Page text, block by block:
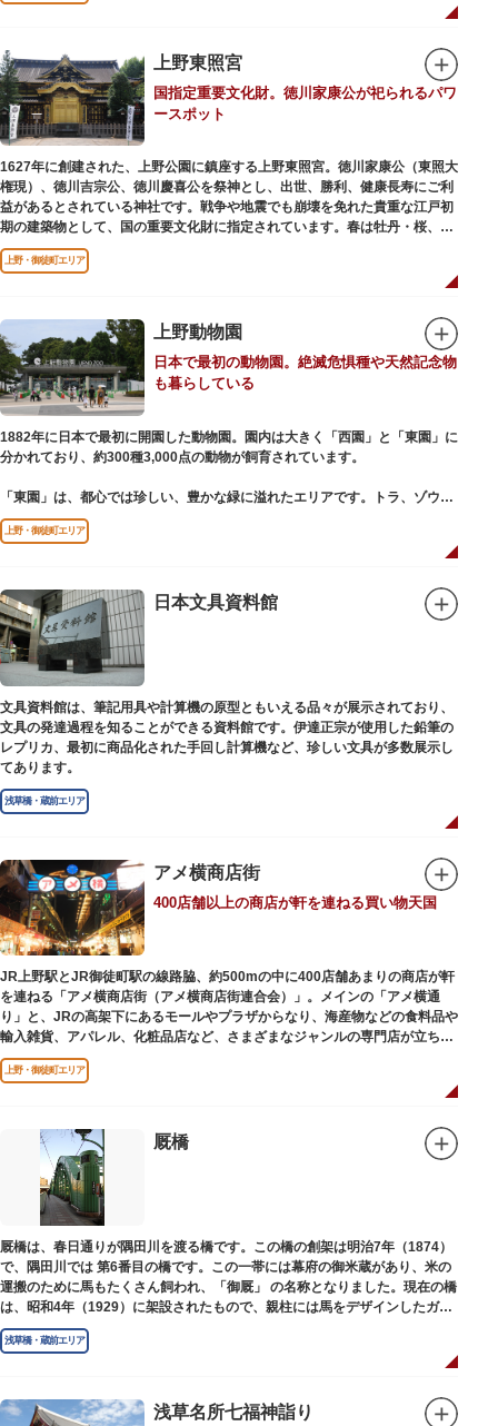
います。戦火を免れた輪王寺門跡御本坊表門、徳川将軍霊廟勅額門など重要
清水観音堂の舞台前に復元された「月の松」は、浮世絵師歌川広重の「名所
江戸百景」にも描かれていることで有名。丸い形の松から不忍池辯天堂を見
下ろす風流な景観は、絶好のフォトスポットとなっています。
東叡山（とうえいざん）という山号は、東の「比叡山延暦寺」を意味してお
り、比叡山や京都の有名寺院になぞらえて上野の山に数多くの堂舎が建立さ
れました。本尊は薬師瑠璃光如来（やくしるりこうにょらい）で、伝教大師
最澄が自ら彫ったと伝えられる秘仏です。徳川歴代将軍の祈祷寺と菩提寺を
兼ね、御霊廟には6名の将軍が埋葬されています。
上野東照宮
国指定重要文化財。徳川家康公が祀られるパワ
ースポット
1627年に創建された、上野公園に鎮座する上野東照宮。徳川家康公（東照大
権現）、徳川吉宗公、徳川慶喜公を祭神とし、出世、勝利、健康長寿にご利
益があるとされている神社です。戦争や地震でも崩壊を免れた貴重な江戸初
期の建築物として、国の重要文化財に指定されています。春は牡丹・桜、秋
は紅葉やダリア展、お正月は初詣や冬ぼたん鑑賞の地として、年間を通して
国内外からの参拝者で賑わうスポットです。
軍・徳川家光公が、日光東照宮までお参りに行けない江戸の人々のために建
てられたそう。社殿内部は文化財保護のため通常は非公開ですが、特別公開
が実施されることもあるので、拝観を申し込んでみてはいかがでしょうか。
授与所では、期間・数量限定のお守りや御朱印も授与されているので要チェ
ック。手塚治虫のユニコのお守りなど愛らしいものがありますよ。
上野・御徒町エリア
上野動物園
日本で最初の動物園。絶滅危惧種や天然記念物
も暮らしている
1882年に日本で最初に開園した動物園。園内は大きく「西園」と「東園」に
分かれており、約300種3,000点の動物が飼育されています。
「東園」は、都心では珍しい、豊かな緑に溢れたエリアです。トラ、ゾウな
どが住む森エリアや、ホッキョクグマやアザラシが住む海エリアでは、水浴
びなど迫力あるシーンが目撃できることもあります。国指定重要文化財の
一方「西園」は、蓮の名所としても知られる風光明媚な「不忍池」のほとり
に位置する区域。キリンやサイなどの人気動物をはじめ、アイアイや“動か
ない鳥”として話題のハシビロコウなどユニークな種も見られます。
子ども動物園「すてっぷ」では、小動物を間近で観察することを通じて、命
の大切さや生きものの魅力が学べる体験プログラムが実施されています。
歩き疲れたり、お腹が空いてきたら、園内にいくつかあるフードショップで
休憩しましょう。それぞれのお店で、動物たちをモチーフにした可愛いフー
ドやスイーツが食べられます。オリジナルグッズを取り扱うギフトショップ
も必見です。
上野・御徒町エリア
日本文具資料館
文具資料館は、筆記用具や計算機の原型ともいえる品々が展示されており、
文具の発達過程を知ることができる資料館です。伊達正宗が使用した鉛筆の
レプリカ、最初に商品化された手回し計算機など、珍しい文具が多数展示し
てあります。
浅草橋・蔵前エリア
アメ横商店街
400店舗以上の商店が軒を連ねる買い物天国
JR上野駅とJR御徒町駅の線路脇、約500mの中に400店舗あまりの商店が軒
を連ねる「アメ横商店街（アメ横商店街連合会）」。メインの「アメ横通
り」と、JRの高架下にあるモールやプラザからなり、海産物などの食料品や
輸入雑貨、アパレル、化粧品店など、さまざまなジャンルの専門店が立ち並
んでいます。活気ある呼び込みが飛び交うなかで、店員さんとの会話も楽し
みながら目玉商品や特価品を探せるのが魅力のひとつ。年末の叩き売りは風
アメ横のはじまりは、物資が底をついた第二次世界大戦後にできた闇市。多
くの闇市が的屋の仕切りであったのに対して、アメ横は満州からの復員兵が
共同体となり連合会を結成。出店を統制し、商店街が形成されました。
当時、JR上野駅のすぐ南に発生した闇市は、飴を販売する屋台があったこと
から「アメヤ横丁（飴屋通り）」と呼ばれるように。反対側のJR御徒町付近
には、アメリカ進駐軍の放出物資を販売する店ができたので「アメリカ横丁
（アメリカ通り）」と呼ばれるようになりました。この2つのエリアが統合
され、今の「アメ横」になったと言われています。
上野・御徒町エリア
厩橋
厩橋は、春日通りが隅田川を渡る橋です。この橋の創架は明治7年（1874）
で、隅田川では 第6番目の橋です。この一帯には幕府の御米蔵があり、米の
運搬のために馬もたくさん飼われ、「御厩」 の名称となりました。現在の橋
は、昭和4年（1929）に架設されたもので、親柱には馬をデザインしたガラ
ス細工が組み込まれています。
浅草橋・蔵前エリア
浅草名所七福神詣り